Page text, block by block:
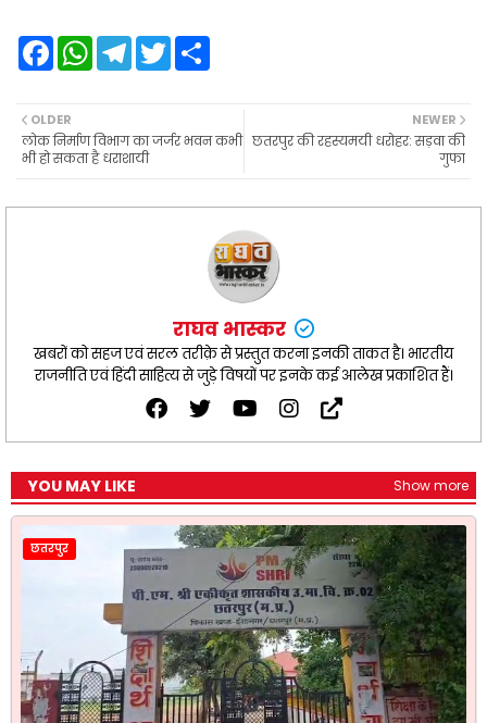
F
a
b
o
o
k
W
A
p
p
T
e
r
a
m
T
w
e
r
NEWER
छतरपुर की रहस्यमयी धरोहर: सड़वा की
गुफा
OLDER
लोक निर्माण विभाग का जर्जर भवन कभी
भी हो सकता है धराशायी
राघव भास्कर
खबरों को सहज एवं सरल तरीक़े से प्रस्तुत करना इनकी ताकत है। भारतीय
राजनीति एवं हिंदी साहित्य से जुड़े विषयों पर इनके कई आलेख प्रकाशित हैं।
YOU MAY LIKE Show more
छतरपुर